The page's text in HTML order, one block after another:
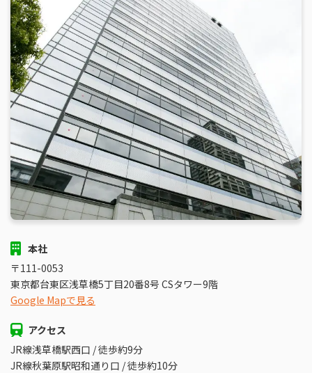
本社
〒111-0053
東京都台東区浅草橋5丁目20番8号 CSタワー9階
Google Mapで見る
アクセス
JR線浅草橋駅西口 / 徒歩約9分
JR線秋葉原駅昭和通り口 / 徒歩約10分